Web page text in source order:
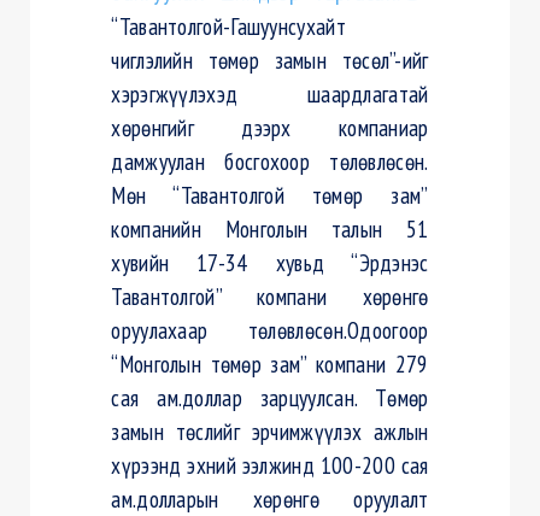
“Тавантолгой-Гашуунсухайт
чиглэлийн төмөр замын төсөл”-ийг
хэрэгжүүлэхэд шаардлагатай
хөрөнгийг дээрх компаниар
дамжуулан босгохоор төлөвлөсөн.
Мөн “Тавантолгой төмөр зам”
компанийн Монголын талын 51
хувийн 17-34 хувьд “Эрдэнэс
Тавантолгой” компани хөрөнгө
оруулахаар төлөвлөсөн.Одоогоор
“Монголын төмөр зам” компани 279
сая ам.доллар зарцуулсан. Төмөр
замын төслийг эрчимжүүлэх ажлын
хүрээнд эхний ээлжинд 100-200 сая
ам.долларын хөрөнгө оруулалт